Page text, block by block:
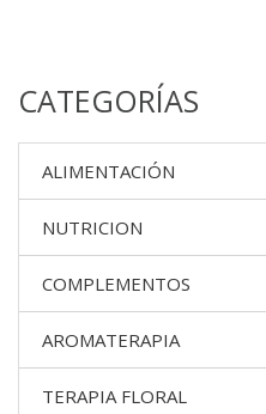
CATEGORÍAS
ALIMENTACIÓN
NUTRICION
COMPLEMENTOS
AROMATERAPIA
TERAPIA FLORAL